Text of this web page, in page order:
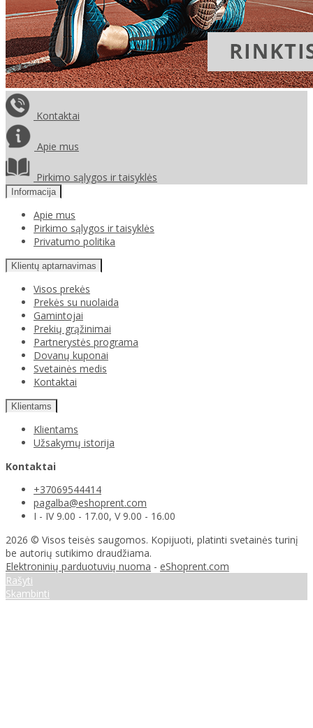
Kontaktai
Apie mus
Pirkimo sąlygos ir taisyklės
Informacija
Apie mus
Pirkimo sąlygos ir taisyklės
Privatumo politika
Klientų aptarnavimas
Visos prekės
Prekės su nuolaida
Gamintojai
Prekių grąžinimai
Partnerystės programa
Dovanų kuponai
Svetainės medis
Kontaktai
Klientams
Klientams
Užsakymų istorija
Kontaktai
+37069544414
pagalba@eshoprent.com
I - IV 9.00 - 17.00, V 9.00 - 16.00
2026 © Visos teisės saugomos. Kopijuoti, platinti svetainės turinį
be autorių sutikimo draudžiama.
Elektroninių parduotuvių nuoma - eShoprent.com
Rašyti
Skambinti